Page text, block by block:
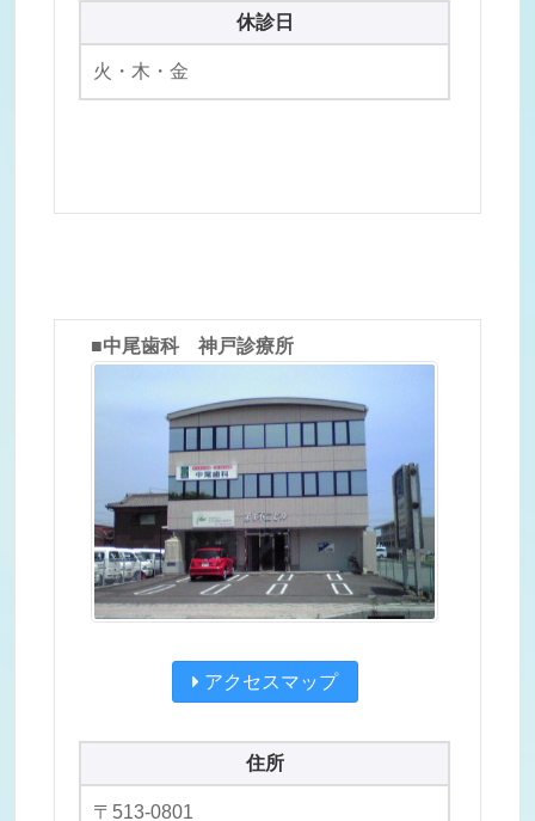
休診日
火・木・金
■中尾歯科 神戸診療所
アクセスマップ
住所
〒513-0801